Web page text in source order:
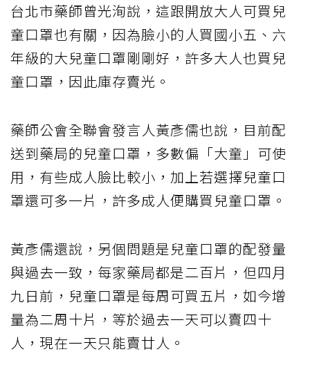
台北市藥師曾光洵說，這跟開放大人可買兒
童口罩也有關，因為臉小的人買國小五、六
年級的大兒童口罩剛剛好，許多大人也買兒
童口罩，因此庫存賣光。
藥師公會全聯會發言人黃彥儒也說，目前配
送到藥局的兒童口罩，多數偏「大童」可使
用，有些成人臉比較小，加上若選擇兒童口
罩還可多一片，許多成人便購買兒童口罩。
黃彥儒還說，另個問題是兒童口罩的配發量
與過去一致，每家藥局都是二百片，但四月
九日前，兒童口罩是每周可買五片，如今增
量為二周十片，等於過去一天可以賣四十
人，現在一天只能賣廿人。